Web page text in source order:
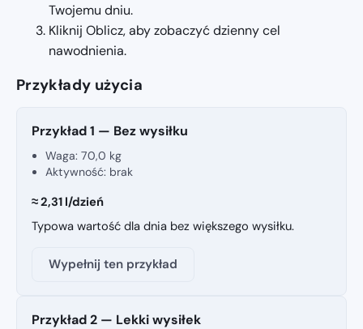
Twojemu dniu.
Kliknij Oblicz, aby zobaczyć dzienny cel
nawodnienia.
Przykłady użycia
Przykład 1 — Bez wysiłku
Waga:70,0 kg
Aktywność: brak
≈ 2,31 l/dzień
Typowa wartość dla dnia bez większego wysiłku.
Wypełnij ten przykład
Przykład 2 — Lekki wysiłek